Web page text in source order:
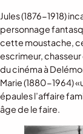
Jules (1876-1918)
personnage
cette moustache,
escrimeur,
du cinéma à
Marie (1880-1964)
épaules l’affaire
âge de le faire.